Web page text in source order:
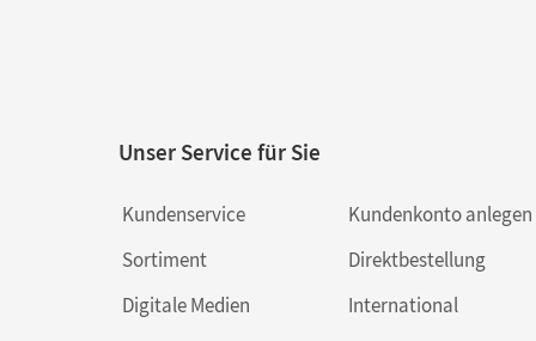
Unser Service für Sie
Kundenservice
Sortiment
Digitale Medien
Kundenkonto anlegen
Direktbestellung
International